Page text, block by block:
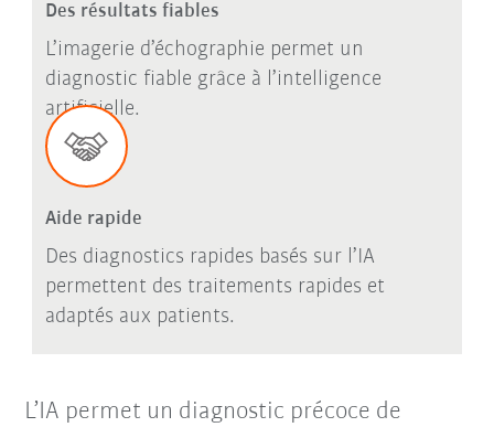
Des résultats fiables
L’imagerie d’échographie permet un
diagnostic fiable grâce à l’intelligence
artificielle.
Aide rapide
Des diagnostics rapides basés sur l’IA
permettent des traitements rapides et
adaptés aux patients.
L’IA permet un diagnostic précoce de